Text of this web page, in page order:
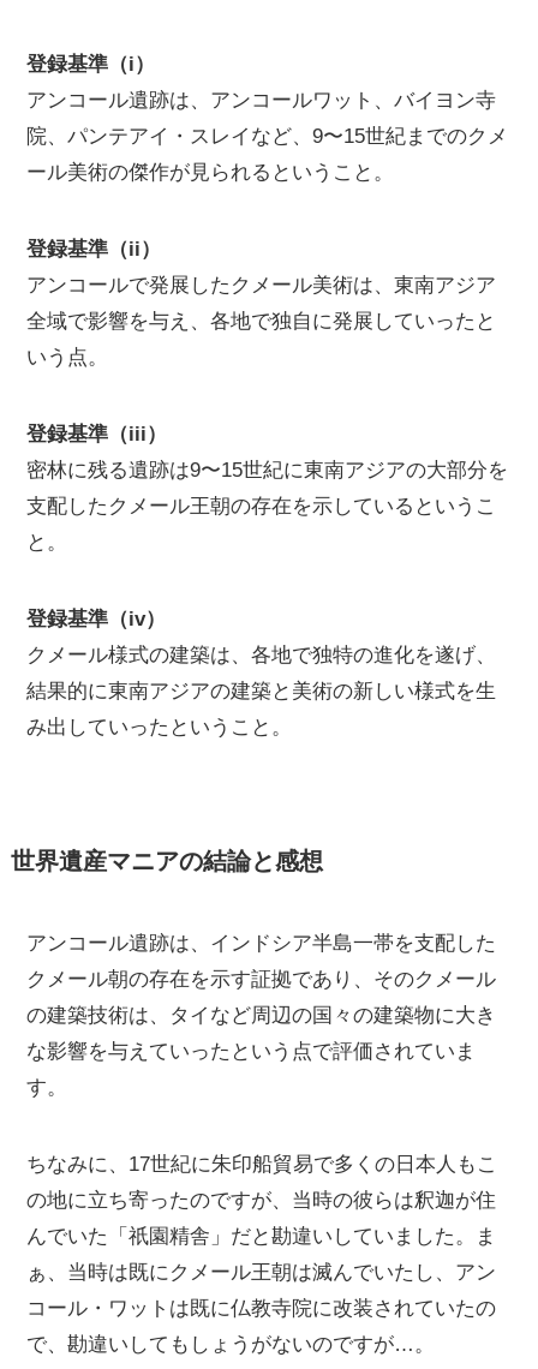
登録基準（i）
アンコール遺跡は、アンコールワット、バイヨン寺
院、パンテアイ・スレイなど、9〜15世紀までのクメ
ール美術の傑作が見られるということ。
登録基準（ii）
アンコールで発展したクメール美術は、東南アジア
全域で影響を与え、各地で独自に発展していったと
いう点。
登録基準（iii）
密林に残る遺跡は9〜15世紀に東南アジアの大部分を
支配したクメール王朝の存在を示しているというこ
と。
登録基準（iv）
クメール様式の建築は、各地で独特の進化を遂げ、
結果的に東南アジアの建築と美術の新しい様式を生
み出していったということ。
世界遺産マニアの結論と感想
アンコール遺跡は、インドシア半島一帯を支配した
クメール朝の存在を示す証拠であり、そのクメール
の建築技術は、タイなど周辺の国々の建築物に大き
な影響を与えていったという点で評価されていま
す。
ちなみに、17世紀に朱印船貿易で多くの日本人もこ
の地に立ち寄ったのですが、当時の彼らは釈迦が住
んでいた「祇園精舎」だと勘違いしていました。ま
ぁ、当時は既にクメール王朝は滅んでいたし、アン
コール・ワットは既に仏教寺院に改装されていたの
で、勘違いしてもしょうがないのですが…。